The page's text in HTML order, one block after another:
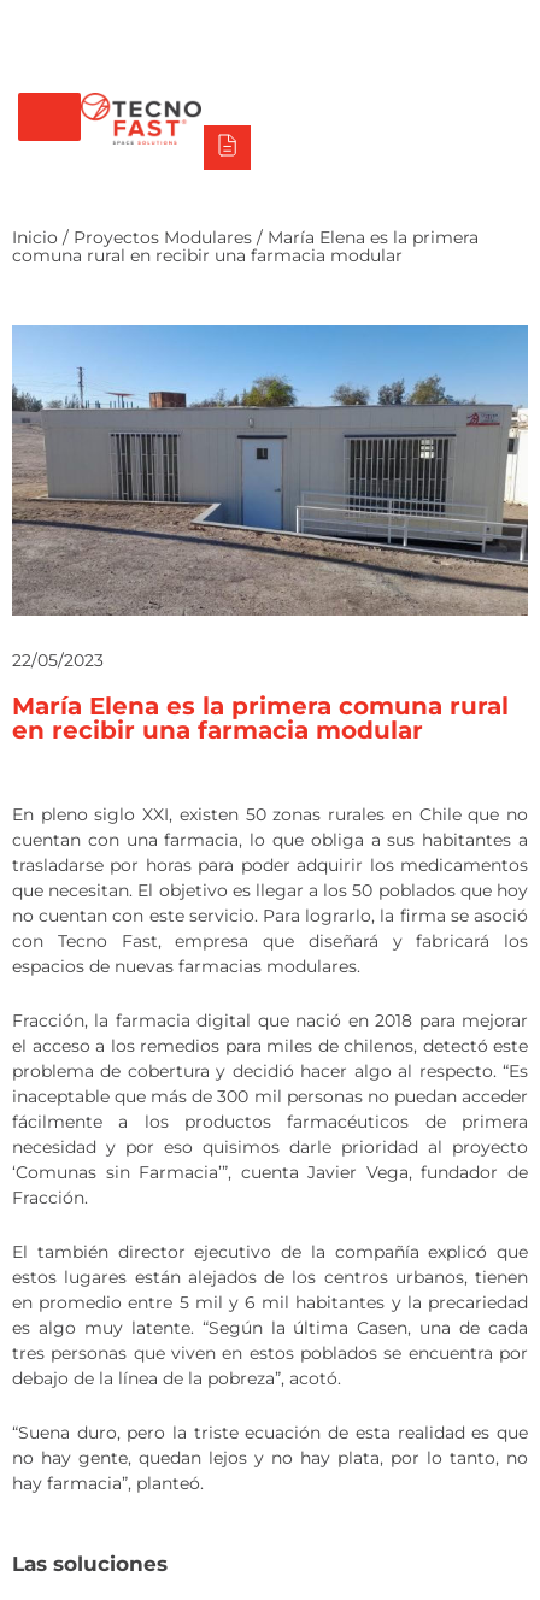
Inicio / Proyectos Modulares / María Elena es la primera
comuna rural en recibir una farmacia modular
22/05/2023
María Elena es la primera comuna rural
en recibir una farmacia modular
En pleno siglo XXI, existen 50 zonas rurales en Chile que no
cuentan con una farmacia, lo que obliga a sus habitantes a
trasladarse por horas para poder adquirir los medicamentos
que necesitan. El objetivo es llegar a los 50 poblados que hoy
no cuentan con este servicio. Para lograrlo, la firma se asoció
con Tecno Fast, empresa que diseñará y fabricará los
espacios de nuevas farmacias modulares.
Fracción, la farmacia digital que nació en 2018 para mejorar
el acceso a los remedios para miles de chilenos, detectó este
problema de cobertura y decidió hacer algo al respecto. “Es
inaceptable que más de 300 mil personas no puedan acceder
fácilmente a los productos farmacéuticos de primera
necesidad y por eso quisimos darle prioridad al proyecto
‘Comunas sin Farmacia’”, cuenta Javier Vega, fundador de
Fracción.
El también director ejecutivo de la compañía explicó que
estos lugares están alejados de los centros urbanos, tienen
en promedio entre 5 mil y 6 mil habitantes y la precariedad
es algo muy latente. “Según la última Casen, una de cada
tres personas que viven en estos poblados se encuentra por
debajo de la línea de la pobreza”, acotó.
“Suena duro, pero la triste ecuación de esta realidad es que
no hay gente, quedan lejos y no hay plata, por lo tanto, no
hay farmacia”, planteó.
Las soluciones